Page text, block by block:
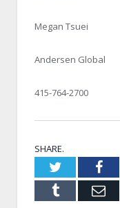
Megan Tsuei
Andersen Global
415-764-2700
SHARE.
Twitter
Tumblr